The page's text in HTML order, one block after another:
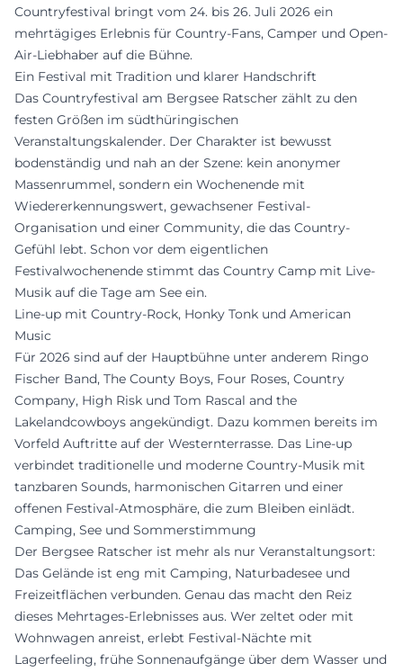
Countryfestival bringt vom 24. bis 26. Juli 2026 ein
mehrtägiges Erlebnis für Country-Fans, Camper und Open-
Air-Liebhaber auf die Bühne.
Ein Festival mit Tradition und klarer Handschrift
Das Countryfestival am Bergsee Ratscher zählt zu den
festen Größen im südthüringischen
Veranstaltungskalender. Der Charakter ist bewusst
bodenständig und nah an der Szene: kein anonymer
Massenrummel, sondern ein Wochenende mit
Wiedererkennungswert, gewachsener Festival-
Organisation und einer Community, die das Country-
Gefühl lebt. Schon vor dem eigentlichen
Festivalwochenende stimmt das Country Camp mit Live-
Musik auf die Tage am See ein.
Line-up mit Country-Rock, Honky Tonk und American
Music
Für 2026 sind auf der Hauptbühne unter anderem Ringo
Fischer Band, The County Boys, Four Roses, Country
Company, High Risk und Tom Rascal and the
Lakelandcowboys angekündigt. Dazu kommen bereits im
Vorfeld Auftritte auf der Westernterrasse. Das Line-up
verbindet traditionelle und moderne Country-Musik mit
tanzbaren Sounds, harmonischen Gitarren und einer
offenen Festival-Atmosphäre, die zum Bleiben einlädt.
Camping, See und Sommerstimmung
Der Bergsee Ratscher ist mehr als nur Veranstaltungsort:
Das Gelände ist eng mit Camping, Naturbadesee und
Freizeitflächen verbunden. Genau das macht den Reiz
dieses Mehrtages-Erlebnisses aus. Wer zeltet oder mit
Wohnwagen anreist, erlebt Festival-Nächte mit
Lagerfeeling, frühe Sonnenaufgänge über dem Wasser und